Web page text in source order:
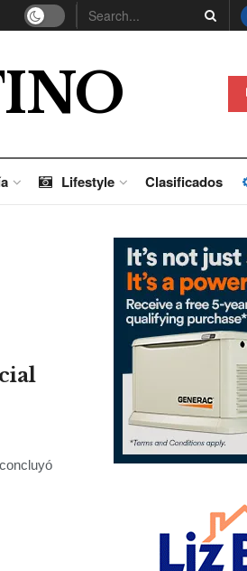
Lifestyle Clasificados